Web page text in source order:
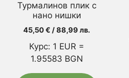
Турмалинов плик с
нано нишки
45,50€ / 88,99 лв.
Курс: 1 EUR =
1.95583 BGN